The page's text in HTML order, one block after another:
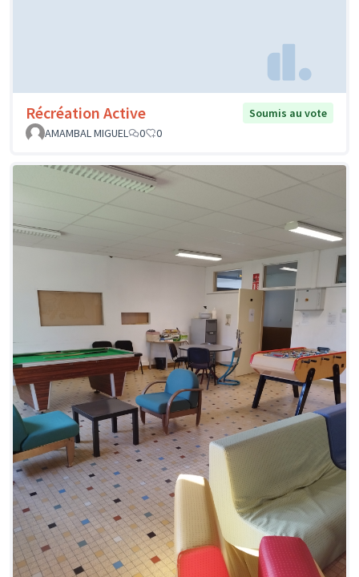
Récréation Active
Soumis au vote
AMAMBAL MIGUEL
0 0